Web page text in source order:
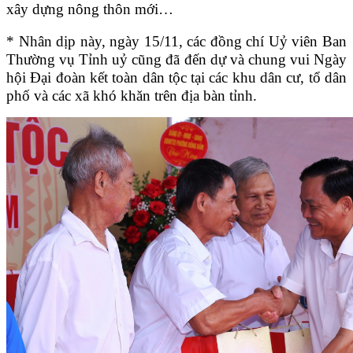
xây dựng nông thôn mới…
* Nhân dịp này, ngày 15/11, các đồng chí Uỷ viên Ban
Thường vụ Tỉnh uỷ cũng đã đến dự và chung vui Ngày
hội Đại đoàn kết toàn dân tộc tại các khu dân cư, tổ dân
phố và các xã khó khăn trên địa bàn tỉnh.